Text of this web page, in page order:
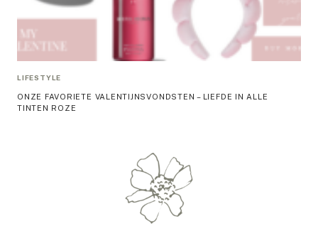
LIFESTYLE
ONZE FAVORIETE VALENTIJNSVONDSTEN – LIEFDE IN ALLE
TINTEN ROZE